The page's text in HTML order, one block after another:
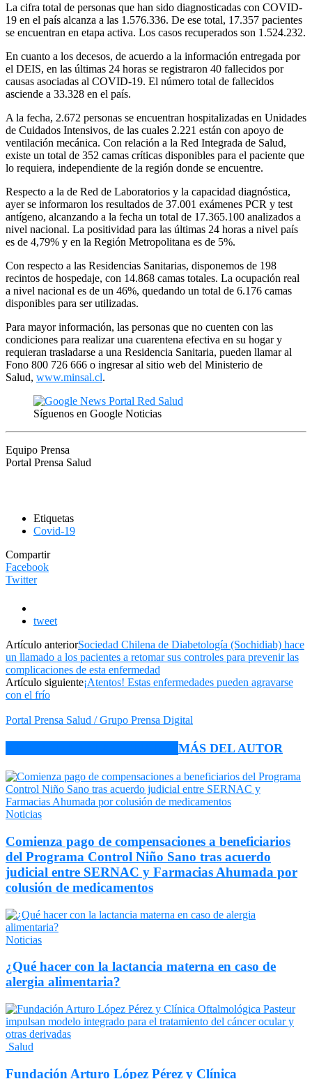
La cifra total de personas que han sido diagnosticadas con COVID-
19 en el país alcanza a las 1.576.336. De ese total, 17.357 pacientes
se encuentran en etapa activa. Los casos recuperados son 1.524.232.
En cuanto a los decesos, de acuerdo a la información entregada por
el DEIS, en las últimas 24 horas se registraron 40 fallecidos por
causas asociadas al COVID-19. El número total de fallecidos
asciende a 33.328 en el país.
A la fecha, 2.672 personas se encuentran hospitalizadas en Unidades
de Cuidados Intensivos, de las cuales 2.221 están con apoyo de
ventilación mecánica. Con relación a la Red Integrada de Salud,
existe un total de 352 camas críticas disponibles para el paciente que
lo requiera, independiente de la región donde se encuentre.
Respecto a la de Red de Laboratorios y la capacidad diagnóstica,
ayer se informaron los resultados de 37.001 exámenes PCR y test
antígeno, alcanzando a la fecha un total de 17.365.100 analizados a
nivel nacional. La positividad para las últimas 24 horas a nivel país
es de 4,79% y en la Región Metropolitana es de 5%.
Con respecto a las Residencias Sanitarias, disponemos de 198
recintos de hospedaje, con 14.868 camas totales. La ocupación real
a nivel nacional es de un 46%, quedando un total de 6.176 camas
disponibles para ser utilizadas.
Para mayor información, las personas que no cuenten con las
condiciones para realizar una cuarentena efectiva en su hogar y
requieran trasladarse a una Residencia Sanitaria, pueden llamar al
Fono 800 726 666 o ingresar al sitio web del Ministerio de
Salud, www.minsal.cl.
Síguenos en Google Noticias
Equipo Prensa
Portal Prensa Salud
Etiquetas
Covid-19
Compartir
Facebook
Twitter
tweet
Artículo anteriorSociedad Chilena de Diabetología (Sochidiab) hace
un llamado a los pacientes a retomar sus controles para prevenir las
complicaciones de esta enfermedad
Artículo siguiente¡Atentos! Estas enfermedades pueden agravarse
con el frío
Portal Prensa Salud / Grupo Prensa Digital
MÁS DEL AUTOR
Noticias
Comienza pago de compensaciones a beneficiarios
del Programa Control Niño Sano tras acuerdo
judicial entre SERNAC y Farmacias Ahumada por
colusión de medicamentos
Noticias
¿Qué hacer con la lactancia materna en caso de
alergia alimentaria?
Salud
Fundación Arturo López Pérez y Clínica